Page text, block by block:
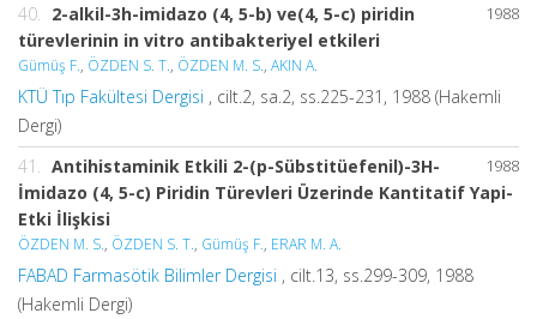
1988
40. 2-alkil-3h-imidazo (4, 5-b) ve(4, 5-c) piridin
türevlerinin in vitro antibakteriyel etkileri
Gümüş F., ÖZDEN S. T., ÖZDEN M. S., AKIN A.
KTÜ Tıp Fakültesi Dergisi , cilt.2, sa.2, ss.225-231, 1988 (Hakemli
Dergi)
1988
41. Antihistaminik Etkili 2-(p-Sübstitüefenil)-3H-
İmidazo (4, 5-c) Piridin Türevleri Üzerinde Kantitatif Yapi-
Etki İlişkisi
ÖZDEN M. S., ÖZDEN S. T., Gümüş F., ERAR M. A.
FABAD Farmasötik Bilimler Dergisi , cilt.13, ss.299-309, 1988
(Hakemli Dergi)